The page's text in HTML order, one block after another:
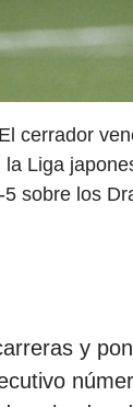
cerrador
Liga
sobre los
y